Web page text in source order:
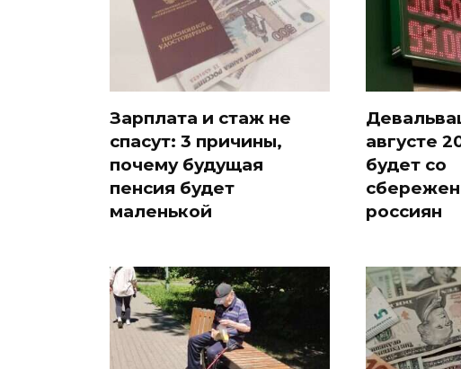
Зарплата и стаж не
спасут: 3 причины,
почему будущая
пенсия будет
маленькой
августе
будет со
россиян